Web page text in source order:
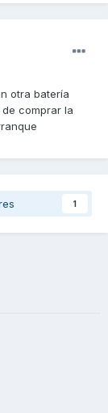
otra batería
comprar la
1